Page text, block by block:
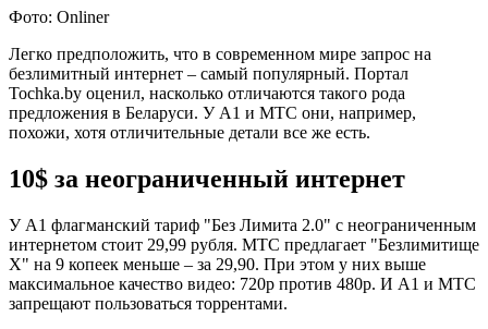
Фото: Onliner
Легко предположить, что в современном мире запрос на
безлимитный интернет – самый популярный. Портал
Tochka.by оценил, насколько отличаются такого рода
предложения в Беларуси. У А1 и МТС они, например,
похожи, хотя отличительные детали все же есть.
10$ за неограниченный интернет
У А1 флагманский тариф "Без Лимита 2.0" с неограниченным
интернетом стоит 29,99 рубля. МТС предлагает "Безлимитище
Х" на 9 копеек меньше – за 29,90. При этом у них выше
максимальное качество видео: 720р против 480р. И A1 и МТС
запрещают пользоваться торрентами.